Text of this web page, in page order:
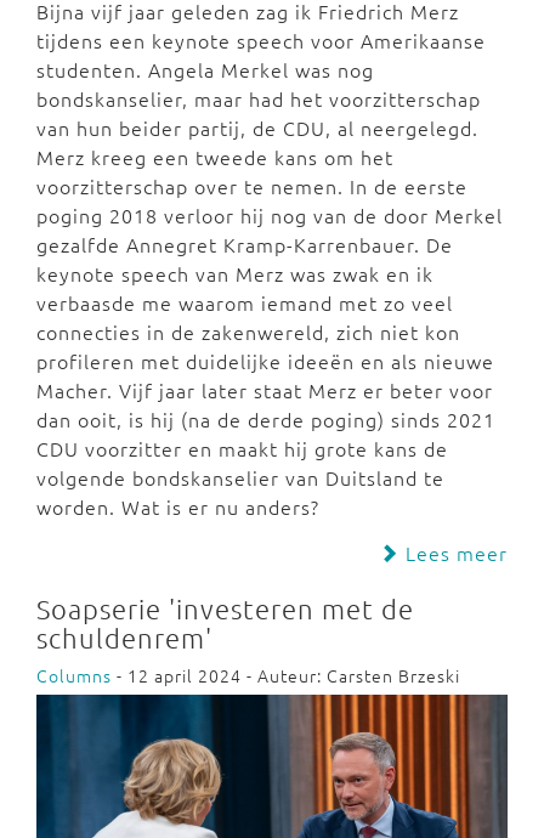
Bijna vijf jaar geleden zag ik Friedrich Merz
tijdens een keynote speech voor Amerikaanse
studenten. Angela Merkel was nog
bondskanselier, maar had het voorzitterschap
van hun beider partij, de CDU, al neergelegd.
Merz kreeg een tweede kans om het
voorzitterschap over te nemen. In de eerste
poging 2018 verloor hij nog van de door Merkel
gezalfde Annegret Kramp-Karrenbauer. De
keynote speech van Merz was zwak en ik
verbaasde me waarom iemand met zo veel
connecties in de zakenwereld, zich niet kon
profileren met duidelijke ideeën en als nieuwe
Macher. Vijf jaar later staat Merz er beter voor
dan ooit, is hij (na de derde poging) sinds 2021
CDU voorzitter en maakt hij grote kans de
volgende bondskanselier van Duitsland te
worden. Wat is er nu anders?
Lees meer
Soapserie 'investeren met de
schuldenrem'
Columns - 12 april 2024 - Auteur: Carsten Brzeski